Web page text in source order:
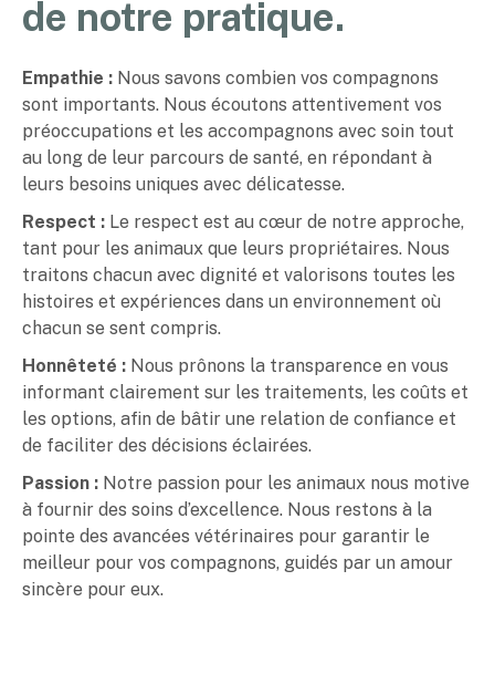
de notre pratique.
Empathie : Nous savons combien vos compagnons
sont importants. Nous écoutons attentivement vos
préoccupations et les accompagnons avec soin tout
au long de leur parcours de santé, en répondant à
leurs besoins uniques avec délicatesse.
Respect : Le respect est au cœur de notre approche,
tant pour les animaux que leurs propriétaires. Nous
traitons chacun avec dignité et valorisons toutes les
histoires et expériences dans un environnement où
chacun se sent compris.
Honnêteté : Nous prônons la transparence en vous
informant clairement sur les traitements, les coûts et
les options, afin de bâtir une relation de confiance et
de faciliter des décisions éclairées.
Passion : Notre passion pour les animaux nous motive
à fournir des soins d’excellence. Nous restons à la
pointe des avancées vétérinaires pour garantir le
meilleur pour vos compagnons, guidés par un amour
sincère pour eux.